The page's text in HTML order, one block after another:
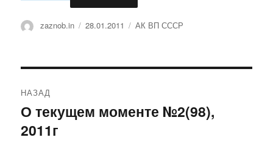
Автор
zaznob.in Опубликовано
28.01.2011 Рубрики
АК ВП СССР
по
записям
НАЗАД
Предыдущая
запись:
О текущем моменте №2(98),
2011г